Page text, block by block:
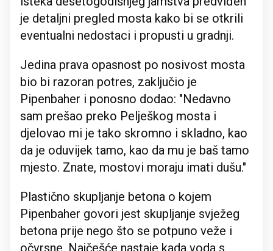
je detaljni pregled mosta kako bi se otkrili
eventualni nedostaci i propusti u gradnji.
Jedina prava opasnost po nosivost mosta
bio bi razoran potres, zaključio je
Pipenbaher i ponosno dodao: "Nedavno
sam prešao preko Pelješkog mosta i
djelovao mi je tako skromno i skladno, kao
da je oduvijek tamo, kao da mu je baš tamo
mjesto. Znate, mostovi moraju imati dušu."
Plastično skupljanje betona o kojem
Pipenbaher govori jest skupljanje svježeg
betona prije nego što se potpuno veže i
očvrsne. Najčešće nastaje kada voda s